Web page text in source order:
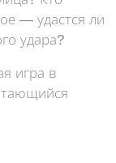
— удастся ли
удара?
игра в